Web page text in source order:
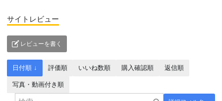
サイトレビュー
レビューを書く
日付順 ↓ 評価順 いいね数順 購入確認順 返信順
写真・動画付き順